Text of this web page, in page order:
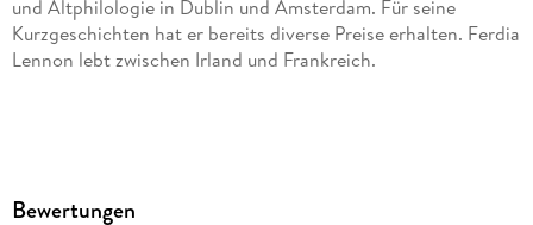
und Altphilologie in Dublin und Amsterdam. Für seine
Kurzgeschichten hat er bereits diverse Preise erhalten. Ferdia
Lennon lebt zwischen Irland und Frankreich.
Germanistik und arbeitete lange als Lektor und
Bewertungen